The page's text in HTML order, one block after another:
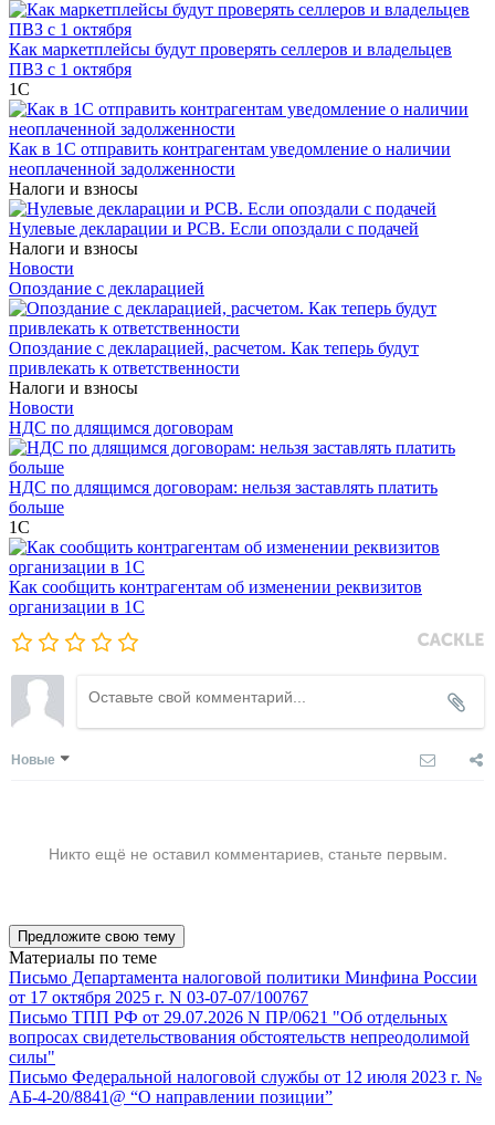
Как маркетплейсы будут проверять селлеров и владельцев
ПВЗ с 1 октября
1С
Как в 1С отправить контрагентам уведомление о наличии
неоплаченной задолженности
Налоги и взносы
Нулевые декларации и РСВ. Если опоздали с подачей
Налоги и взносы
Новости
Опоздание с декларацией
Опоздание с декларацией, расчетом. Как теперь будут
привлекать к ответственности
Налоги и взносы
Новости
НДС по длящимся договорам
НДС по длящимся договорам: нельзя заставлять платить
больше
1С
Как сообщить контрагентам об изменении реквизитов
организации в 1C
Новые
Никто ещё не оставил комментариев, станьте первым.
Предложите свою тему
Материалы по теме
Письмо Департамента налоговой политики Минфина России
от 17 октября 2025 г. N 03-07-07/100767
Письмо ТПП РФ от 29.07.2026 N ПР/0621 "Об отдельных
вопросах свидетельствования обстоятельств непреодолимой
силы"
Письмо Федеральной налоговой службы от 12 июля 2023 г. №
АБ-4-20/8841@ “О направлении позиции”